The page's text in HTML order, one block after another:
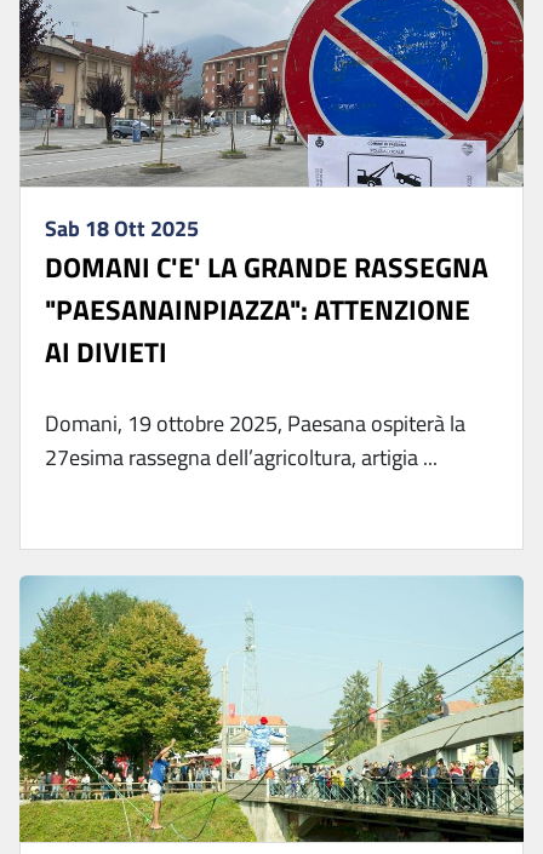
Sab 18 Ott 2025
DOMANI C'E' LA GRANDE RASSEGNA
"PAESANAINPIAZZA": ATTENZIONE
AI DIVIETI
Domani, 19 ottobre 2025, Paesana ospiterà la
27esima rassegna dell’agricoltura, artigia ...